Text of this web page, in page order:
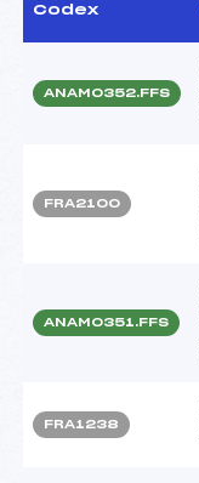
Codex
ANAM0352.FFS
FRA2100
ANAM0351.FFS
FRA1238